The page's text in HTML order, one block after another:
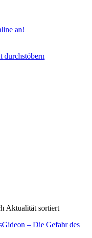
an!
durchstöbern
Aktualität sortiert
Gideon – Die Gefahr des